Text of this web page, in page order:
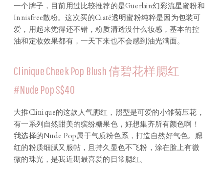
一个牌子，目前用过比较推荐的是Guerlain幻彩流星蜜粉和
Innisfree散粉。这次买的Ciaté透明蜜粉纯粹是因为包装可
爱，用起来觉得还不错，粉质清透没什么妆感，基本的控
油和定妆效果都有，一天下来也不会感到油光满面。
Clinique Cheek Pop Blush 倩碧花样腮红
#Nude Pop S$40
大推Clinique的这款人气腮红，照型是可爱的小雏菊压花，
有一系列自然甜美的缤纷糖果色，好想集齐所有颜色啊！
我选择的Nude Pop属于气质粉色系，打造自然好气色。腮
红的粉质细腻又服帖，且持久显色不飞粉，涂在脸上有微
微的珠光，是我近期最喜爱的日常腮红。